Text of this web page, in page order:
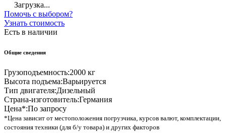
Загрузка...
Помочь с выбором?
Узнать стоимость
Есть в наличии
Общие сведения
Грузоподъемность:2000 кг
Высота подъема:Варьируется
Тип двигателя:Дизельный
Страна-изготовитель:Германия
Цена*:По запросу
*Цена зависит от местоположения погрузчика, курсов валют, комплектации,
состояния техники (для б/у товара) и других факторов